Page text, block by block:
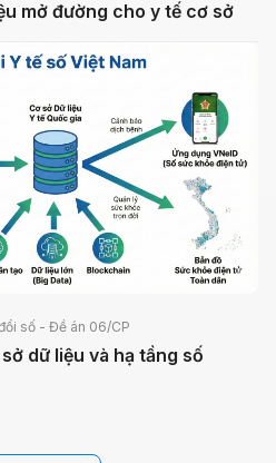
mở đường cho y tế cơ sở
số - Đề án 06/CP
dữ liệu và hạ tầng số